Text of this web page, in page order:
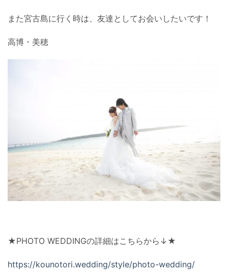
また宮古島に行く時は、友達としてお会いしたいです！
高博・美穂
★PHOTO WEDDINGの詳細はこちらから↓★
https://kounotori.wedding/style/photo-wedding/